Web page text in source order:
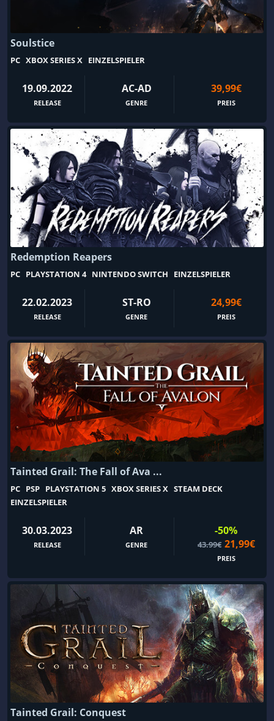
Erkundung
Ermittlung
Erotik
Erster Weltkrieg
Fahren
Fahrzeugkämpfe
Fahrzeugsimulation
Familienfreundlich
Fantasy
Farbenfroh
Farmsimulation
filmbasierend
First-Person
Fische
Fliegen
Flipper
Flugsimulation
Flugsimulator
Football
FPS
Full Motion Video
Fußball
Futuristisch
Geister
Geschichte
Gewalt
Gitterbewegung
Glaube
Globalstrategie
Glückspiel
Gore
Gothic
Göttersimulation
Gruppenbasierte RPG
Guter Soundtrack
Hack and Slash
Hacking
Handel
Hardware
Herstellung
Hockey
Horror
Indi
Interaktive Geschichte
Inventarmanagement
Isometrisch
Jagd
Jäger
Jobsimulation
JRPG
Kalter Krieg
Kampf
Kampfrennspiel
Kampfsport
Kapitalismus
Soulstice
PC XBOX SERIES X EINZELSPIELER
19.09.2022
RELEASE
AC-AD
GENRE
39,99€
PREIS
Redemption Reapers
PC PLAYSTATION 4 NINTENDO SWITCH EINZELSPIELER
22.02.2023
RELEASE
ST-RO
GENRE
24,99€
PREIS
Tainted Grail: The Fall of Ava ...
PC PSP PLAYSTATION 5 XBOX SERIES X STEAM DECK
EINZELSPIELER
30.03.2023
RELEASE
AR
GENRE
-50%
43.99€ 21,99€
PREIS
Tainted Grail: Conquest